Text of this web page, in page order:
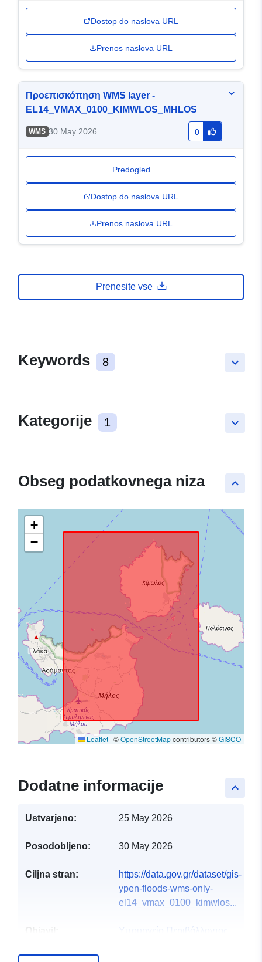
Dostop do naslova URL
Prenos naslova URL
Προεπισκόπηση WMS layer -
EL14_VMAX_0100_KIMWLOS_MHLOS
WMS 30 May 2026 0
Predogled
Dostop do naslova URL
Prenos naslova URL
Prenesite vse
keyboard_arrow_down
Keywords 8
keyboard_arrow_down
Kategorije 1
keyboard_arrow_up
Obseg podatkovnega niza
+
−
Leaflet | ©OpenStreetMapcontributors ©GISCO
keyboard_arrow_up
Dodatne informacije
Ustvarjeno: 25 May 2026
Posodobljeno: 30 May 2026
Ciljna stran:
https://data.gov.gr/dataset/gis-
ypen-floods-wms-only-
el14_vmax_0100_kimwlos...
Υπουργείο Περιβάλλοντος